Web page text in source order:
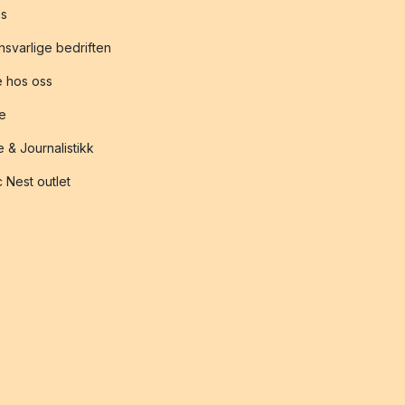
bedriften
hos oss
& Journalistikk
Nest outlet